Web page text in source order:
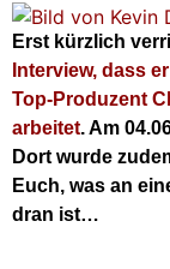
Erst kürzlich
Interview, dass
Top-Produzent
arbeitet. Am
Dort wurde
Euch, was an
dran ist…